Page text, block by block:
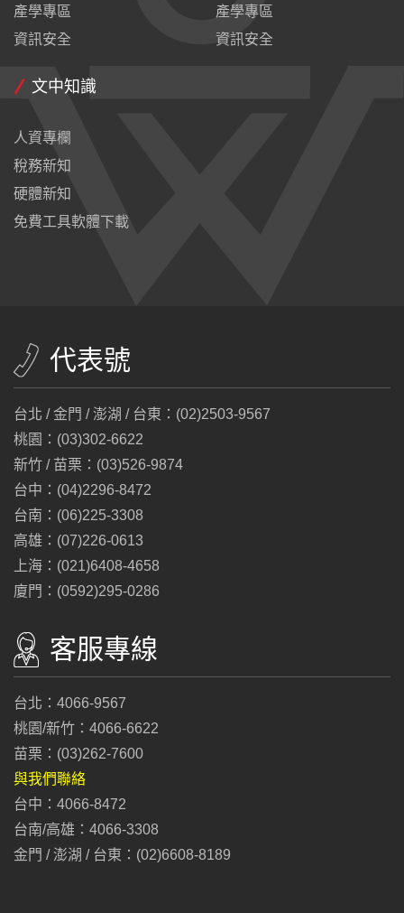
產學專區
資訊安全
產學專區
資訊安全
文中知識
人資專欄
稅務新知
硬體新知
免費工具軟體下載
代表號
台北 / 金門 / 澎湖 / 台東：(02)2503-9567
桃園：(03)302-6622
新竹 / 苗栗：(03)526-9874
台中：(04)2296-8472
台南：(06)225-3308
高雄：(07)226-0613
上海：(021)6408-4658
廈門：(0592)295-0286
客服專線
台北：4066-9567
桃園/新竹：4066-6622
苗栗：(03)262-7600
與我們聯絡
台中：4066-8472
台南/高雄：4066-3308
金門 / 澎湖 / 台東：(02)6608-8189